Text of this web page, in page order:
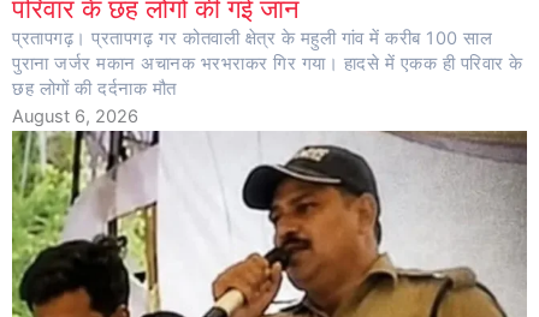
परिवार के छह लोगों की गई जान
प्रतापगढ़। प्रतापगढ़ गर कोतवाली क्षेत्र के महुली गांव में करीब 100 साल
पुराना जर्जर मकान अचानक भरभराकर गिर गया। हादसे में एकक ही परिवार के
छह लोगों की दर्दनाक मौत
August 6, 2026